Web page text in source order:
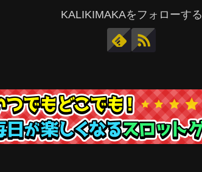
KALIKIMAKAをフォローする